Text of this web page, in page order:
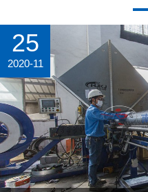
25
2020-11